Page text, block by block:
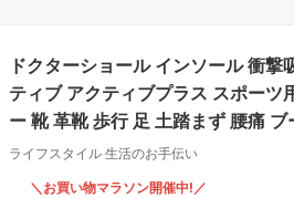
ドクターショール インソール 衝
ティブ アクティブプラス スポーツ
ー 靴 革靴 歩行 足 土踏まず 腰痛
ライフスタイル 生活のお手伝い
＼お買い物マラソン開催中!／